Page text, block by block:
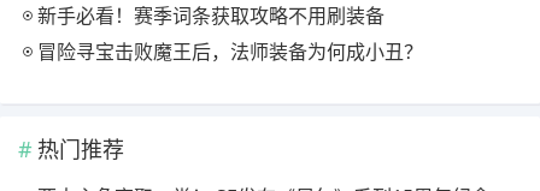
新手必看！赛季词条获取攻略不用刷装备
冒险寻宝击败魔王后，法师装备为何成小丑？
热门推荐